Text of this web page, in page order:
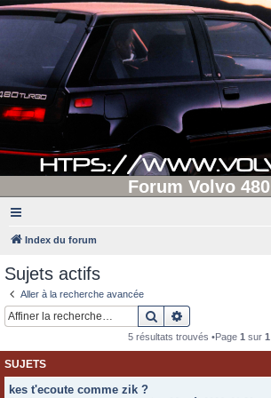
Forum Volvo 480
Index du forum
Sujets actifs
Aller à la recherche avancée
Rechercher
5 résultats trouvés •Page 1 sur 1
SUJETS
kes t'ecoute comme zik ?